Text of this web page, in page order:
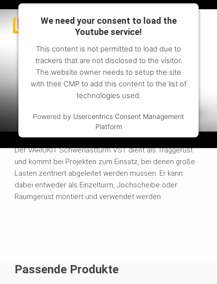
We need your consent to load the
Youtube service!
This content is not permitted to load due to
trackers that are not disclosed to the visitor.
The website owner needs to setup the site
with their CMP to add this content to the list of
technologies used.
Powered by Usercentrics Consent Management
Platform
VARIKOIT Schwerlastturm VST
Der VARIOKIT Schwerlastturm VST dient als Traggerüst
und kommt bei Projekten zum Einsatz, bei denen große
Lasten zentriert abgeleitet werden müssen. Er kann
dabei entweder als Einzelturm, Jochscheibe oder
Raumgerüst montiert und verwendet werden.
Passende Produkte